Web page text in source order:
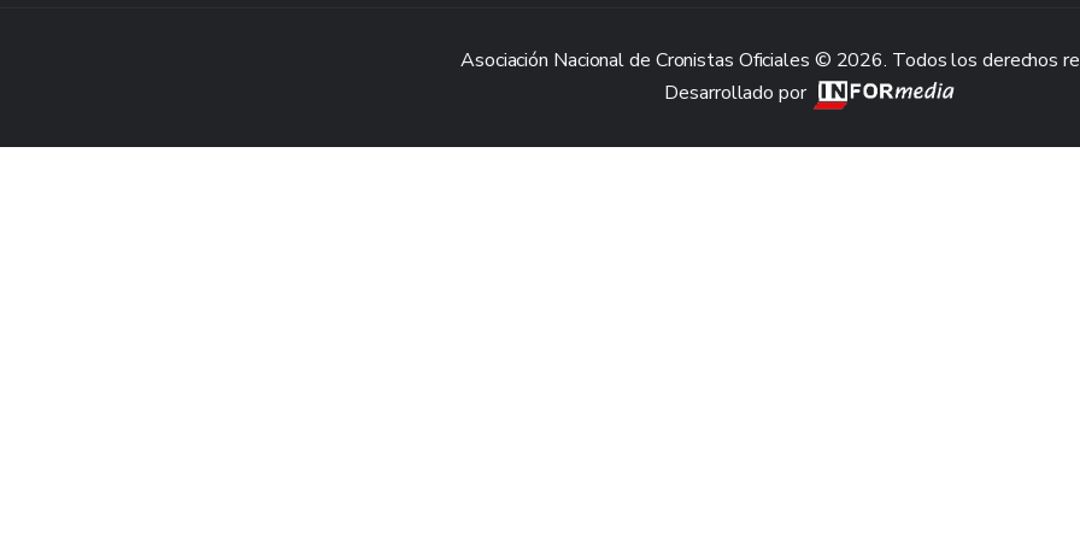
Asociación Nacional de Cronistas Oficiales © 2026. Todos los derechos
Desarrollado por